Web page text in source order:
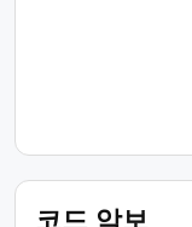
코드 악보